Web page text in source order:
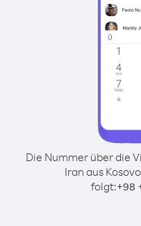
Die Nummer über die
Iran aus
folgt:+98